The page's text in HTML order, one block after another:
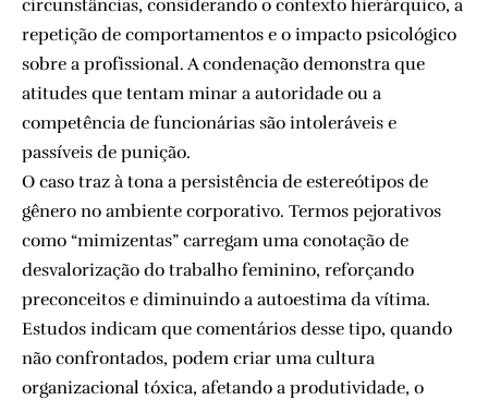
circunstâncias, considerando o contexto hierárquico, a
repetição de comportamentos e o impacto psicológico
sobre a profissional. A condenação demonstra que
atitudes que tentam minar a autoridade ou a
competência de funcionárias são intoleráveis e
passíveis de punição.
O caso traz à tona a persistência de estereótipos de
gênero no ambiente corporativo. Termos pejorativos
como “mimizentas” carregam uma conotação de
desvalorização do trabalho feminino, reforçando
preconceitos e diminuindo a autoestima da vítima.
Estudos indicam que comentários desse tipo, quando
não confrontados, podem criar uma cultura
organizacional tóxica, afetando a produtividade, o